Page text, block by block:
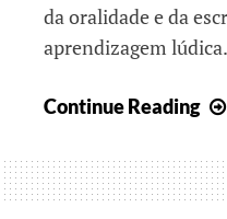
da oralidade e da
aprendizagem
Continue Reading